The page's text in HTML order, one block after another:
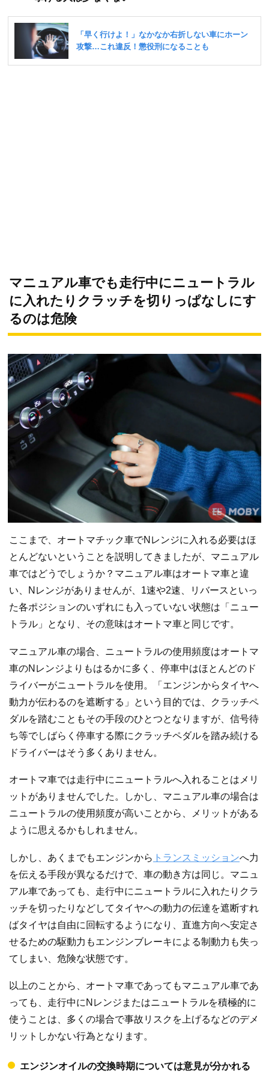
マニュアル車でも走行中にニュートラル
に入れたりクラッチを切りっぱなしにす
るのは危険
ここまで、オートマチック車でNレンジに入れる必要はほ
とんどないということを説明してきましたが、マニュアル
車ではどうでしょうか？マニュアル車はオートマ車と違
い、Nレンジがありませんが、1速や2速、リバースといっ
た各ポジションのいずれにも入っていない状態は「ニュー
トラル」となり、その意味はオートマ車と同じです。
マニュアル車の場合、ニュートラルの使用頻度はオートマ
車のNレンジよりもはるかに多く、停車中はほとんどのド
ライバーがニュートラルを使用。「エンジンからタイヤへ
動力が伝わるのを遮断する」という目的では、クラッチペ
ダルを踏むこともその手段のひとつとなりますが、信号待
ち等でしばらく停車する際にクラッチペダルを踏み続ける
ドライバーはそう多くありません。
オートマ車では走行中にニュートラルへ入れることはメリ
ットがありませんでした。しかし、マニュアル車の場合は
ニュートラルの使用頻度が高いことから、メリットがある
ように思えるかもしれません。
しかし、あくまでもエンジンから トランスミッションへ力
を伝える手段が異なるだけで、車の動き方は同じ。マニュ
アル車であっても、走行中にニュートラルに入れたりクラ
ッチを切ったりなどしてタイヤへの動力の伝達を遮断すれ
ばタイヤは自由に回転するようになり、直進方向へ安定さ
せるための駆動力もエンジンブレーキによる制動力も失っ
てしまい、危険な状態です。
以上のことから、オートマ車であってもマニュアル車であ
っても、走行中にNレンジまたはニュートラルを積極的に
使うことは、多くの場合で事故リスクを上げるなどのデメ
リットしかない行為となります。
エンジンオイルの交換時期については意見が分かれる